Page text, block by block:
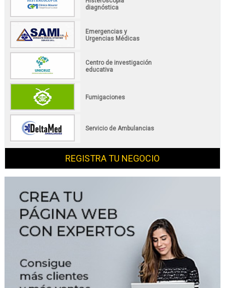
diagnóstica
Emergencias y
Urgencias Médicas
Centro de investigación
educativa
Fumigaciones
Servicio de Ambulancias
REGISTRA TU NEGOCIO